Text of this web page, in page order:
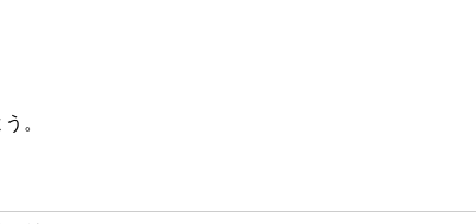
。